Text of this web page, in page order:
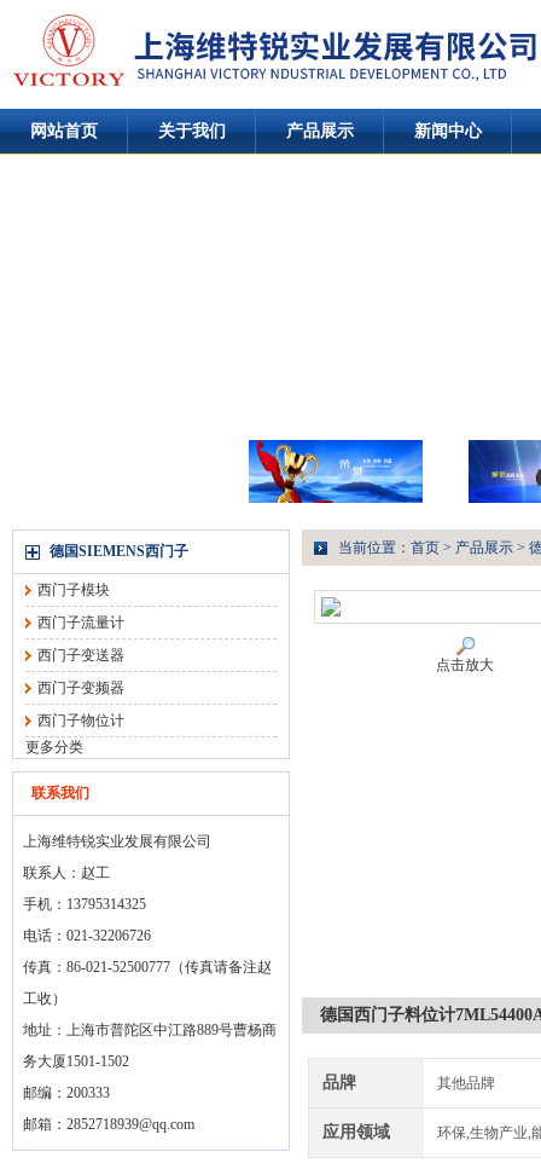
网站首页 关于我们 产品展示 新闻中心
德国SIEMENS西门子
西门子模块
西门子流量计
西门子变送器
西门子变频器
西门子物位计
更多分类
联系我们
上海维特锐实业发展有限公司
联系人：赵工
手机：13795314325
电话：021-32206726
传真：86-021-52500777（传真请备注赵
工收）
地址：上海市普陀区中江路889号曹杨商
务大厦1501-1502
邮编：200333
邮箱： 2852718939@qq.com
当前位置： 首页 > 产品展示 >
点击放大
德国西门子料位计
品牌 其他品牌
应用领域 环保,生物产业,